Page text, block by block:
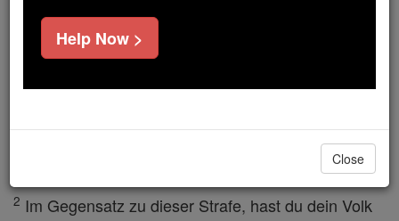
Weisheit ⌄
So wurden sie in geeigneter Weise durch ähnliche
2 Im Gegensatz zu dieser Strafe, hast du dein Volk
Help Now >
Close